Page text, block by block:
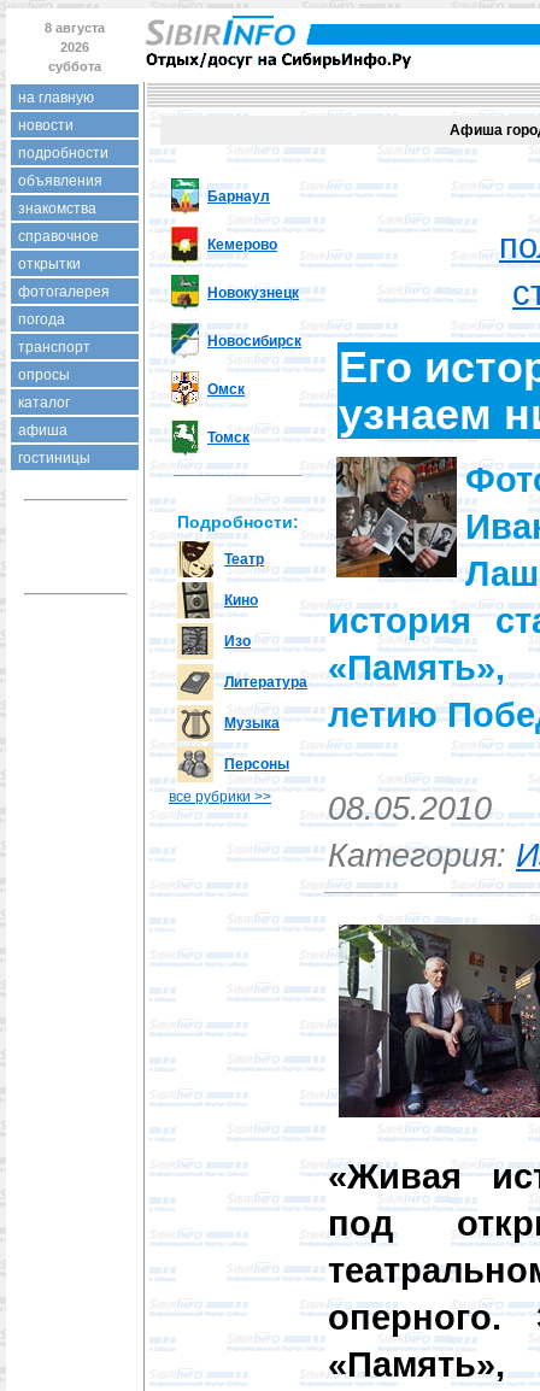
8 августа
2026
суббота
на главную
новости
подробности
объявления
знакомства
справочное
открытки
фотогалерея
погода
транспорт
опросы
каталог
афиша
гостиницы
Афиша
Барнаул
Кемерово
Новокузнецк
Новосибирск
Омск
Томск
Подробности:
Театр
Кино
Изо
Литература
Музыка
Персоны
все рубрики >>
Его
узнаем
история
летию
08.05.2010
Категория:
«Живая
под
оперного.